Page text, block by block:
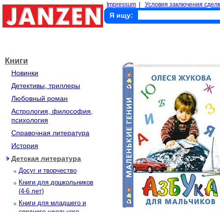
Impressum Условия заключения
Я ищу:
Книги
Новинки
Детективы, триллеры
Любовный роман
Астрология, философия,
психология
Справочная литература
История
Детская литература
Досуг и творчество
Книги для дошкольников
(4-6 лет)
Книги для младшего и